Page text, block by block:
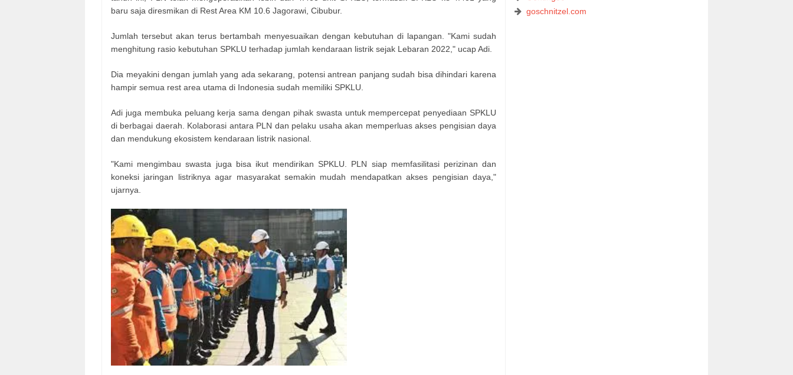
baru saja diresmikan di Rest Area KM 10.6 Jagorawi, Cibubur.
Jumlah tersebut akan terus bertambah menyesuaikan dengan kebutuhan di lapangan. "Kami sudah
menghitung rasio kebutuhan SPKLU terhadap jumlah kendaraan listrik sejak Lebaran 2022," ucap Adi.
Dia meyakini dengan jumlah yang ada sekarang, potensi antrean panjang sudah bisa dihindari karena
hampir semua rest area utama di Indonesia sudah memiliki SPKLU.
Adi juga membuka peluang kerja sama dengan pihak swasta untuk mempercepat penyediaan SPKLU
di berbagai daerah. Kolaborasi antara PLN dan pelaku usaha akan memperluas akses pengisian daya
dan mendukung ekosistem kendaraan listrik nasional.
"Kami mengimbau swasta juga bisa ikut mendirikan SPKLU. PLN siap memfasilitasi perizinan dan
koneksi jaringan listriknya agar masyarakat semakin mudah mendapatkan akses pengisian daya,"
ujarnya.
goschnitzel.com